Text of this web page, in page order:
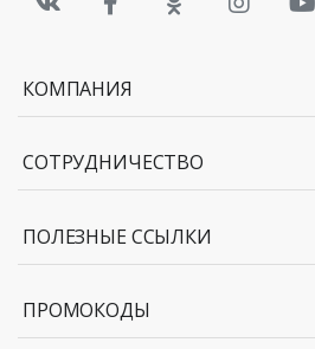
КОМПАНИЯ
СОТРУДНИЧЕСТВО
ПОЛЕЗНЫЕ ССЫЛКИ
ПРОМОКОДЫ